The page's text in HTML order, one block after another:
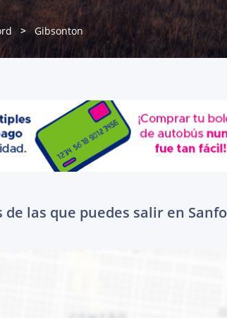
Gibsonton
de las que puedes salir en